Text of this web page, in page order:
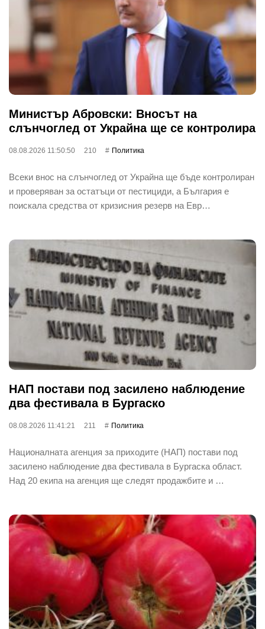
Министър Абровски: Вносът на
слънчоглед от Украйна ще се контролира
08.08.2026 11:50:50 210 Политика
Всеки внос на слънчоглед от Украйна ще бъде контролиран
и проверяван за остатъци от пестициди, а България е
поискала средства от кризисния резерв на Евр…
НАП постави под засилено наблюдение
два фестивала в Бургаско
08.08.2026 11:41:21 211 Политика
Националната агенция за приходите (НАП) постави под
засилено наблюдение два фестивала в Бургаска област.
Над 20 екипа на агенция ще следят продажбите и …